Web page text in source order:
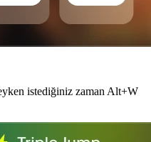
istediğiniz zaman Alt+W